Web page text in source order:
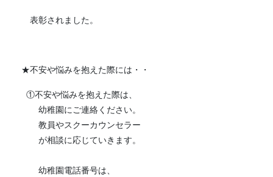
表彰されました。
★不安や悩みを抱えた際には・・
①不安や悩みを抱えた際は、
幼稚園にご連絡ください。
教員やスクーカウンセラー
が相談に応じていきます。
幼稚園電話番号は、